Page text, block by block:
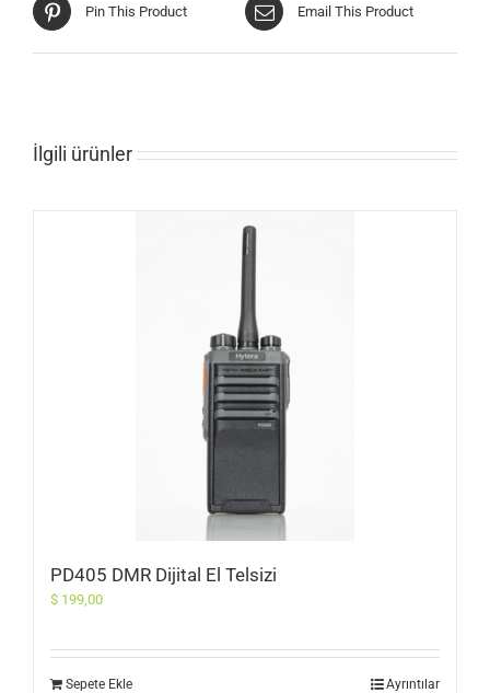
Pin This Product Email This Product
İlgili ürünler
PD405 DMR Dijital El Telsizi
$ 199,00
Sepete Ekle Ayrıntılar